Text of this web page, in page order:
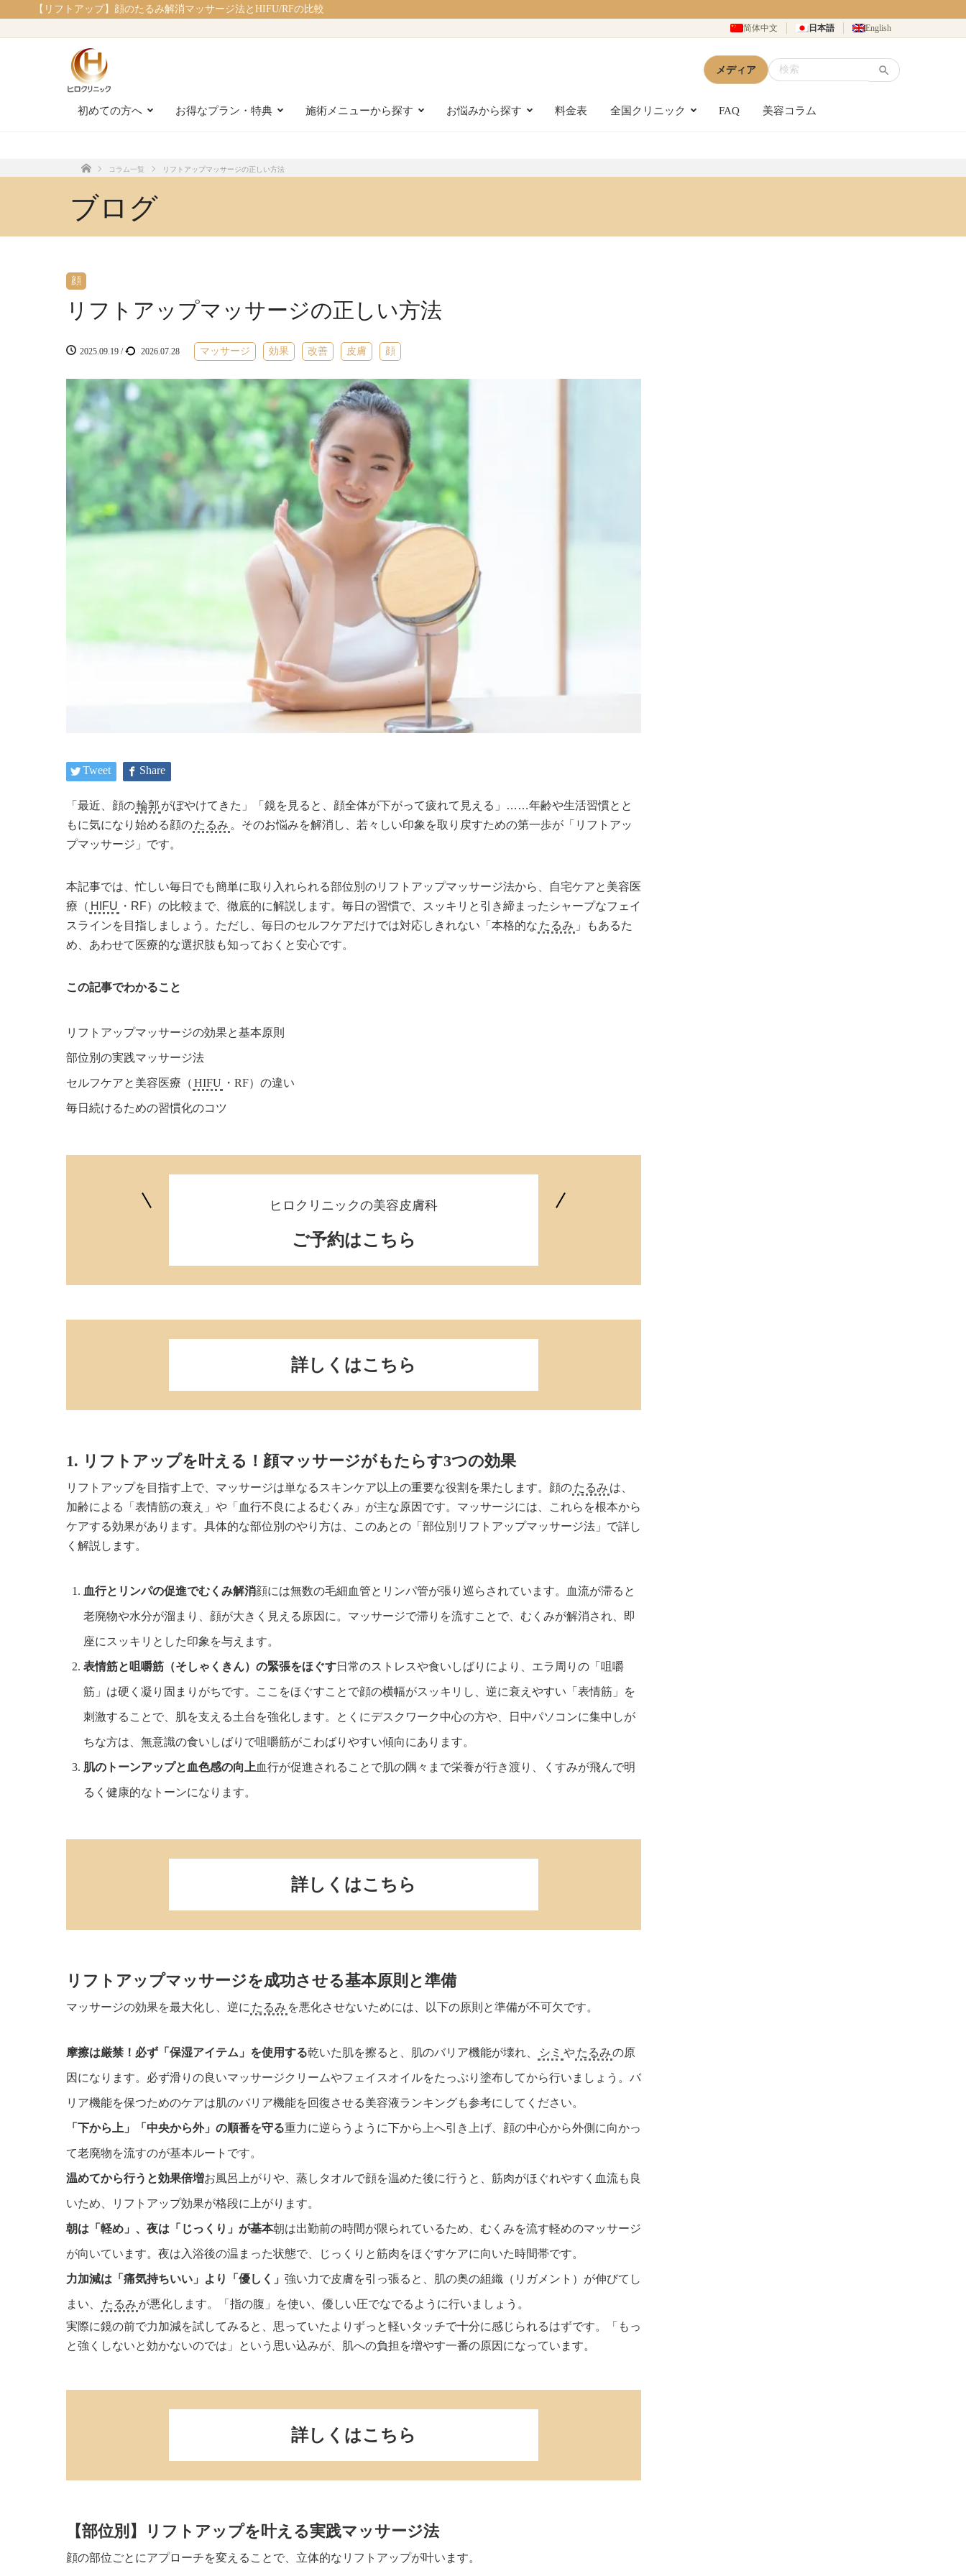
【リフトアップ】顔のたるみ解消マッサージ法とHIFU/RFの比較
简体中文 日本語 English
メディア
初めての方へ お得なプラン・特典 施術メニューから探す お悩みから探す 料金表 全国クリニック FAQ 美容コラム
コラム一覧 リフトアップマッサージの正しい方法
ブログ
顔
リフトアップマッサージの正しい方法
2025.09.19 / 2026.07.28 マッサージ 効果 改善 皮膚 顔
Tweet Share
「最近、顔の輪郭 がぼやけてきた」「鏡を見ると、顔全体が下がって疲れて見える」……年齢や生活習慣とと
もに気になり始める顔のたるみ 。そのお悩みを解消し、若々しい印象を取り戻すための第一歩が「リフトアッ
プマッサージ」です。
本記事では、忙しい毎日でも簡単に取り入れられる部位別のリフトアップマッサージ法から、自宅ケアと美容医
療（ HIFU ・RF）の比較まで、徹底的に解説します。毎日の習慣で、スッキリと引き締まったシャープなフェイ
スラインを目指しましょう。ただし、毎日のセルフケアだけでは対応しきれない「本格的な たるみ 」もあるた
め、あわせて医療的な選択肢も知っておくと安心です。
この記事でわかること
リフトアップマッサージの効果と基本原則
部位別の実践マッサージ法
セルフケアと美容医療（ HIFU ・RF）の違い
毎日続けるための習慣化のコツ
ヒロクリニックの美容皮膚科
ご予約はこちら
詳しくはこちら
1. リフトアップを叶える！顔マッサージがもたらす3つの効果
リフトアップを目指す上で、マッサージは単なるスキンケア以上の重要な役割を果たします。顔のたるみ は、
加齢による「表情筋の衰え」や「血行不良によるむくみ」が主な原因です。マッサージには、これらを根本から
ケアする効果があります。具体的な部位別のやり方は、このあとの「部位別リフトアップマッサージ法」で詳し
く解説します。
血行とリンパの促進でむくみ解消顔には無数の毛細血管とリンパ管が張り巡らされています。血流が滞ると
老廃物や水分が溜まり、顔が大きく見える原因に。マッサージで滞りを流すことで、むくみが解消され、即
座にスッキリとした印象を与えます。
表情筋と咀嚼筋（そしゃくきん）の緊張をほぐす日常のストレスや食いしばりにより、エラ周りの「咀嚼
筋」は硬く凝り固まりがちです。ここをほぐすことで顔の横幅がスッキリし、逆に衰えやすい「表情筋」を
刺激することで、肌を支える土台を強化します。とくにデスクワーク中心の方や、日中パソコンに集中しが
ちな方は、無意識の食いしばりで咀嚼筋がこわばりやすい傾向にあります。
肌のトーンアップと血色感の向上血行が促進されることで肌の隅々まで栄養が行き渡り、くすみが飛んで明
るく健康的なトーンになります。
詳しくはこちら
リフトアップマッサージを成功させる基本原則と準備
マッサージの効果を最大化し、逆に たるみ を悪化させないためには、以下の原則と準備が不可欠です。
摩擦は厳禁！必ず「保湿アイテム」を使用する乾いた肌を擦ると、肌のバリア機能が壊れ、 シミ やたるみの原
因になります。必ず滑りの良いマッサージクリームやフェイスオイルをたっぷり塗布してから行いましょう。バ
リア機能を保つためのケアは 肌のバリア機能を回復させる美容液ランキングも参考にしてください。
「下から上」「中央から外」の順番を守る重力に逆らうように下から上へ引き上げ、顔の中心から外側に向かっ
て老廃物を流すのが基本ルートです。
温めてから行うと効果倍増お風呂上がりや、蒸しタオルで顔を温めた後に行うと、筋肉がほぐれやすく血流も良
いため、リフトアップ効果が格段に上がります。
朝は「軽め」、夜は「じっくり」が基本朝は出勤前の時間が限られているため、むくみを流す軽めのマッサージ
が向いています。夜は入浴後の温まった状態で、じっくりと筋肉をほぐすケアに向いた時間帯です。
力加減は「痛気持ちいい」より「優しく」強い力で皮膚を引っ張ると、肌の奥の組織（リガメント）が伸びてし
まい、 たるみ が悪化します。「指の腹」を使い、優しい圧でなでるように行いましょう。
実際に鏡の前で力加減を試してみると、思っていたよりずっと軽いタッチで十分に感じられるはずです。「もっ
と強くしないと効かないのでは」という思い込みが、肌への負担を増やす一番の原因になっています。
詳しくはこちら
【部位別】リフトアップを叶える実践マッサージ法
顔の部位ごとにアプローチを変えることで、立体的なリフトアップが叶います。